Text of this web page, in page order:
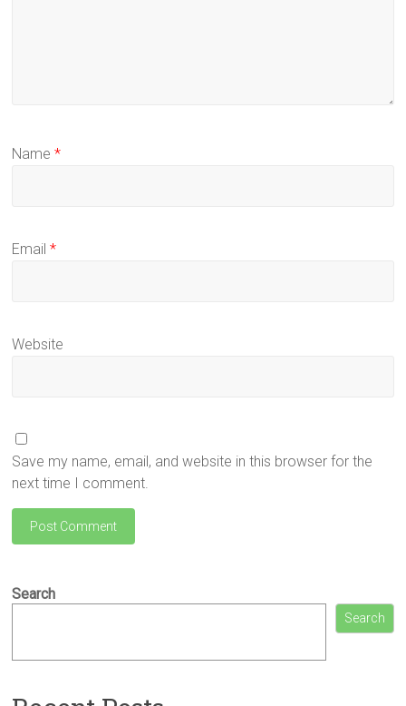
Name*
Email*
Website
Save my name, email, and website in this browser for the
next time I comment.
Search
Search